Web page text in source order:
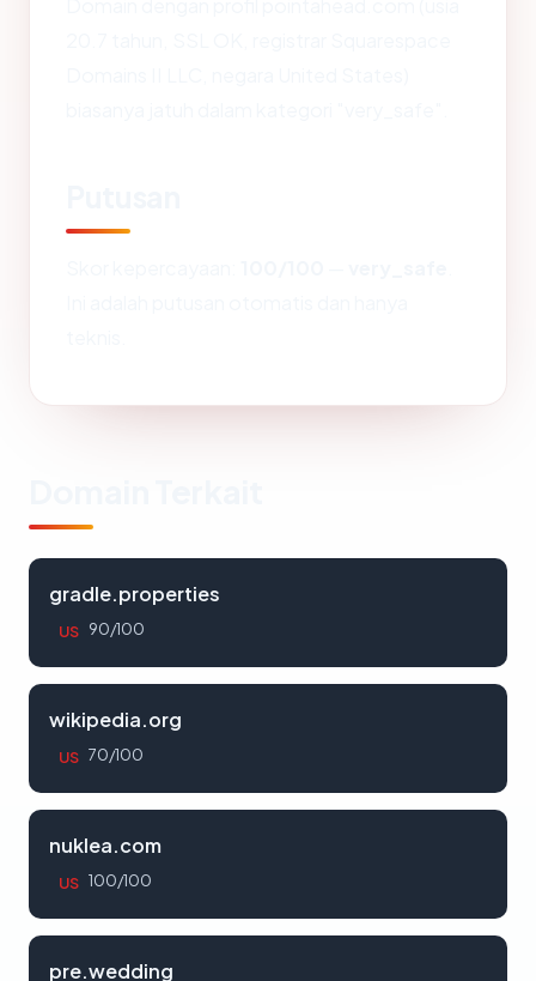
gradle.properties
US 90/100
wikipedia.org
US 70/100
nuklea.com
US 100/100
pre.wedding